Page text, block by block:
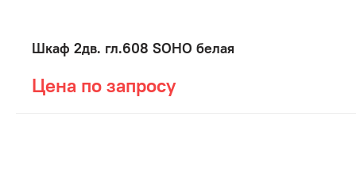
Шкаф 2дв. гл.608 SOHO белая
Цена по запросу